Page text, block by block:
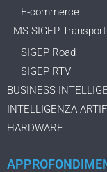
E-commerce
TMS SIGEP Transport
SIGEP Road
SIGEP RTV
BUSINESS
INTELLIGENZA
HARDWARE